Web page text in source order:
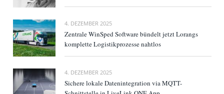
4. DEZEMBER 2025
Zentrale WinSped Software bündelt jetzt Lorangs
komplette Logistikprozesse nahtlos
4. DEZEMBER 2025
Sichere lokale Datenintegration via MQTT-